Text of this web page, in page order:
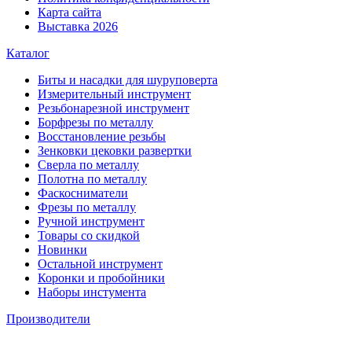
Карта сайта
Выставка 2026
Каталог
Биты и насадки для шуруповерта
Измерительный инструмент
Резьбонарезной инструмент
Борфрезы по металлу
Восстановление резьбы
Зенковки цековки развертки
Сверла по металлу
Полотна по металлу
Фаскосниматели
Фрезы по металлу
Ручной инструмент
Товары со скидкой
Новинки
Остальной инструмент
Коронки и пробойники
Наборы инстумента
Производители